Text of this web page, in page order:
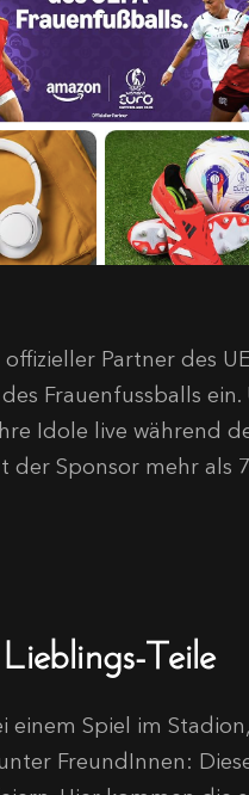
Partner des
Frauenfussballs
Idole live während
der Sponsor mehr als
Teile
einem Spiel im
FreundInnen: